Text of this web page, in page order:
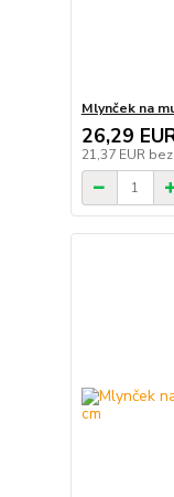
Mlynček na
26,29
21,37 EUR